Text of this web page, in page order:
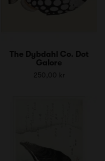
The Dybdahl Co. Dot
Galore
250,00 kr